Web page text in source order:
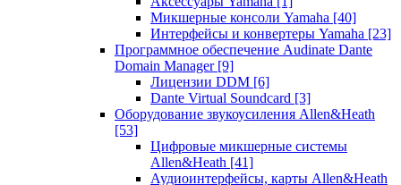
Микшерные консоли Yamaha [40]
Интерфейсы и конвертеры Yamaha [23]
Программное обеспечение Audinate Dante
Domain Manager [9]
Лицензии DDM [6]
Dante Virtual Soundcard [3]
Оборудование звукоусиления Allen&Heath
[53]
Цифровые микшерные системы
Allen&Heath [41]
Аудиоинтерфейсы, карты Allen&Heath